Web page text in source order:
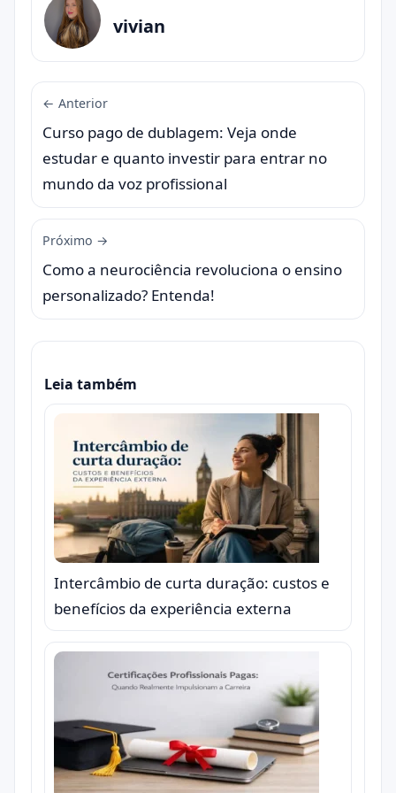
vivian
← Anterior
Curso pago de dublagem: Veja onde
estudar e quanto investir para entrar no
mundo da voz profissional
Próximo →
Como a neurociência revoluciona o ensino
personalizado? Entenda!
Leia também
Intercâmbio de curta duração: custos e
benefícios da experiência externa